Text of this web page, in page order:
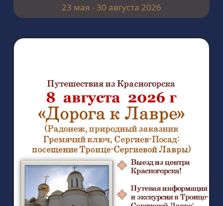
23 мая - 30 августа 2026